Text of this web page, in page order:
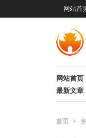
网站首
网站首页
最新文章
首页